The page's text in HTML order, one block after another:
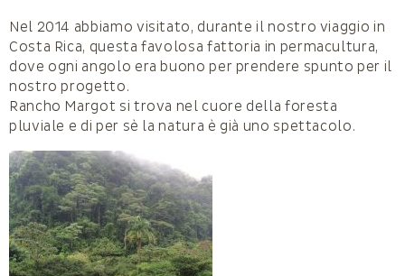
Nel 2014 abbiamo visitato, durante il nostro viaggio in
Costa Rica, questa favolosa fattoria in permacultura,
dove ogni angolo era buono per prendere spunto per il
nostro progetto.
Rancho Margot si trova nel cuore della foresta
pluviale e di per sè la natura è già uno spettacolo.